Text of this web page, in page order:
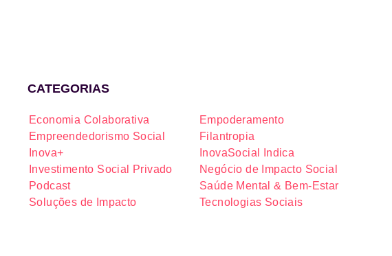
CATEGORIAS
Economia Colaborativa
Empoderamento
Empreendedorismo Social
Filantropia
Inova+
InovaSocial Indica
Investimento Social Privado
Negócio de Impacto Social
Podcast
Saúde Mental & Bem-Estar
Soluções de Impacto
Tecnologias Sociais